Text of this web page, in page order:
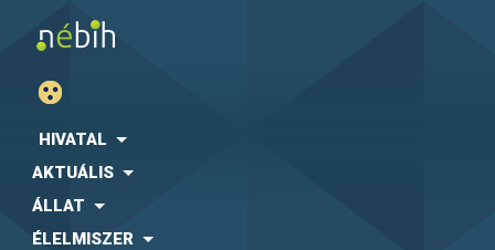
HIVATAL
AKTUÁLIS
ÁLLAT
ÉLELMISZER